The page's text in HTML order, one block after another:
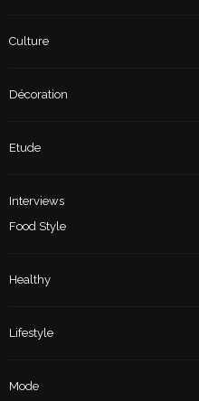
Culture
Décoration
Etude
Interviews
Food Style
Healthy
Lifestyle
Mode